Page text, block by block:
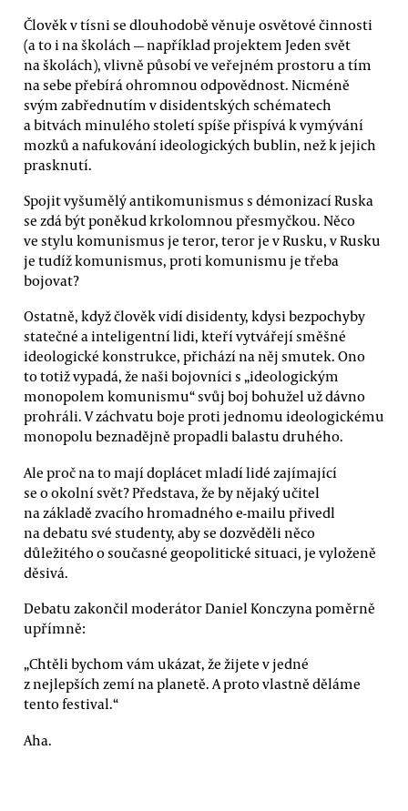
Člověk v tísni se dlouhodobě věnuje osvětové činnosti
(a to i na školách — například projektem Jeden svět
na školách), vlivně působí ve veřejném prostoru a tím
na sebe přebírá ohromnou odpovědnost. Nicméně
svým zabřednutím v disidentských schématech
a bitvách minulého století spíše přispívá k vymývání
mozků a nafukování ideologických bublin, než k jejich
prasknutí.
Spojit vyšumělý antikomunismus s démonizací Ruska
se zdá být poněkud krkolomnou přesmyčkou. Něco
ve stylu komunismus je teror, teror je v Rusku, v Rusku
je tudíž komunismus, proti komunismu je třeba
bojovat?
Ostatně, když člověk vidí disidenty, kdysi bezpochyby
statečné a inteligentní lidi, kteří vytvářejí směšné
ideologické konstrukce, přichází na něj smutek. Ono
to totiž vypadá, že naši bojovníci s „ideologickým
monopolem komunismu“ svůj boj bohužel už dávno
prohráli. V záchvatu boje proti jednomu ideologickému
monopolu beznadějně propadli balastu druhého.
Ale proč na to mají doplácet mladí lidé zajímající
se o okolní svět? Představa, že by nějaký učitel
na základě zvacího hromadného e-mailu přivedl
na debatu své studenty, aby se dozvěděli něco
důležitého o současné geopolitické situaci, je vyloženě
děsivá.
Debatu zakončil moderátor Daniel Konczyna poměrně
upřímně:
„Chtěli bychom vám ukázat, že žijete v jedné
z nejlepších zemí na planetě. A proto vlastně děláme
tento festival.“
Aha.